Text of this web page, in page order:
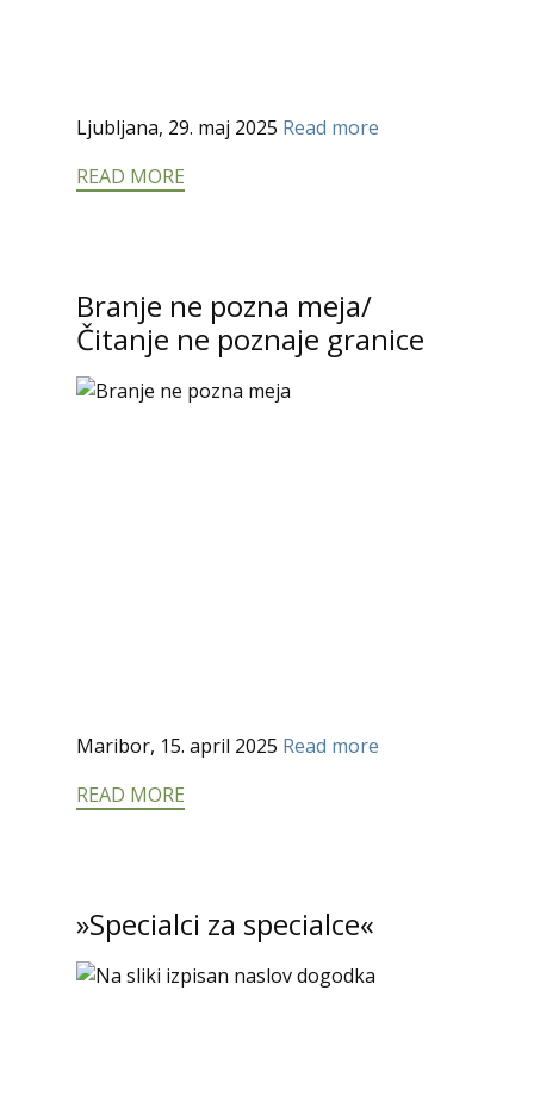
Ljubljana, 29. maj 2025 Read more
READ MORE
Branje ne pozna meja/
Čitanje ne poznaje granice
Maribor, 15. april 2025 Read more
READ MORE
»Specialci za specialce«